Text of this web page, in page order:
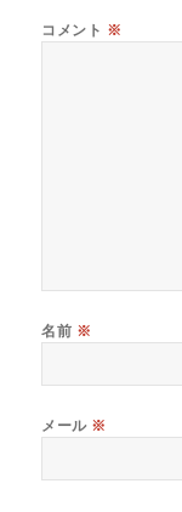
コメント ※
名前 ※
メール ※